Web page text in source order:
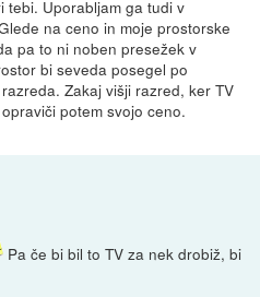
tebi. Uporabljam ga tudi v
na ceno in moje prostorske
pa to ni noben presežek v
bi seveda posegel po
Zakaj višji razred, ker TV
potem svojo ceno.
Pa če bi bil to TV za nek drobiž, bi